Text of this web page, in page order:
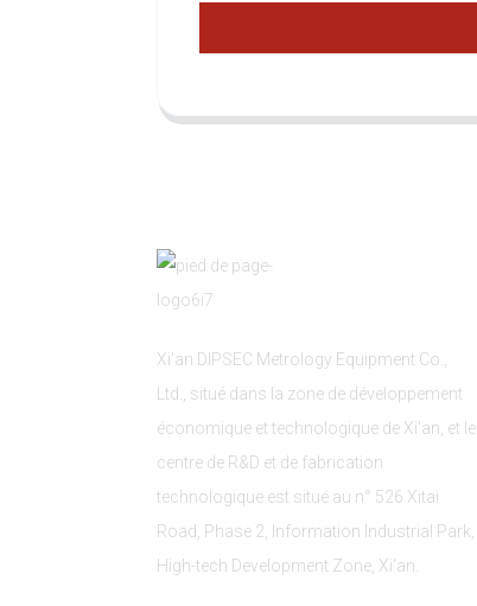
Xi'an DIPSEC Metrology Equipment Co.,
Ltd., situé dans la zone de développement
économique et technologique de Xi'an, et le
centre de R&D et de fabrication
technologique est situé au n° 526 Xitai
Road, Phase 2, Information Industrial Park,
High-tech Development Zone, Xi'an.